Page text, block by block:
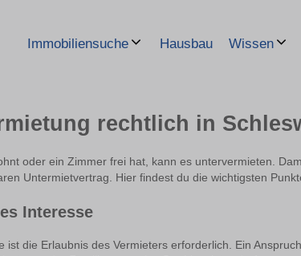
Immobiliensuche Hausbau Wissen
rechtlich in
oder ein Zimmer frei hat, kann es untervermieten.
Untermietvertrag. Hier findest du die wichtigsten
Interesse
die Erlaubnis des Vermieters erforderlich. Ein